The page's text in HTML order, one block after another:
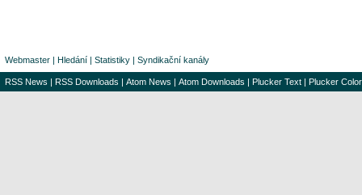
Webmaster | Hledání | Statistiky | Syndikační kanály
RSS News | RSS Downloads | Atom News | Atom Downloads | Plucker Text | Plucker Color